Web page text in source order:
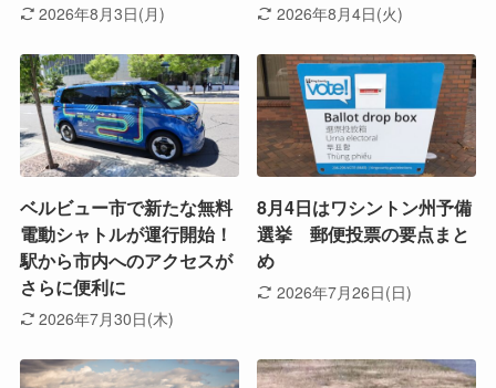
2026年8月3日(月) 2026年8月4日(火)
ベルビュー市で新たな無料
電動シャトルが運行開始！
駅から市内へのアクセスが
さらに便利に
2026年7月30日(木)
8月4日はワシントン州予備
選挙 郵便投票の要点まと
め
2026年7月26日(日)